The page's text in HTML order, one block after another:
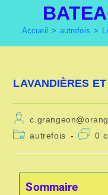
Accueil > autrefois >
LAVANDIÈRES
autrefois
0
Sommaire